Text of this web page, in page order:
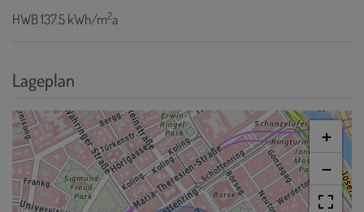
HWB137.5 kWh/m2a
Lageplan
+
−